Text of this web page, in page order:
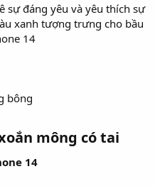
sự đáng yêu và yêu thích sự
xanh tượng trưng cho bầu
14
bông
mông có tai
14